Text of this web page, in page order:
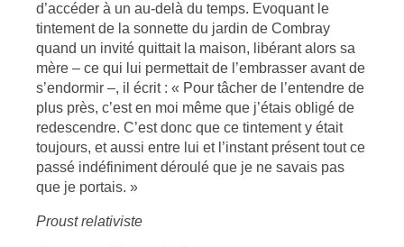
d’accéder à un au-delà du temps. Evoquant le
tintement de la sonnette du jardin de Combray
quand un invité quittait la maison, libérant alors sa
mère – ce qui lui permettait de l’embrasser avant de
s’endormir –, il écrit : « Pour tâcher de l’entendre de
plus près, c’est en moi même que j’étais obligé de
redescendre. C’est donc que ce tintement y était
toujours, et aussi entre lui et l’instant présent tout ce
passé indéfiniment déroulé que je ne savais pas
que je portais. »
Proust relativiste